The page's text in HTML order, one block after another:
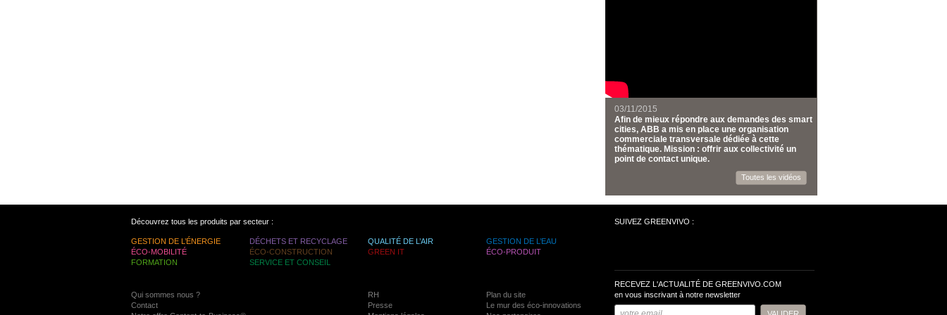
03/11/2015
Afin de mieux répondre aux demandes des smart
cities, ABB a mis en place une organisation
commerciale transversale dédiée à cette
thématique. Mission : offrir aux collectivité un
point de contact unique.
Toutes les vidéos
Découvrez tous les produits par secteur :
GESTION DE L’ÉNERGIE DÉCHETS ET RECYCLAGE QUALITÉ DE L’AIR
GESTION DE L’EAU
ÉCO-MOBILITÉ
ÉCO-CONSTRUCTION GREEN IT
ÉCO-PRODUIT
FORMATION
SERVICE ET CONSEIL
Qui sommes nous ? RH
Plan du site
Contact
Presse
Le mur des éco-innovations
SUIVEZ GREENVIVO :
RECEVEZ L'ACTUALITÉ DE GREENVIVO.COM
en vous inscrivant à notre newsletter